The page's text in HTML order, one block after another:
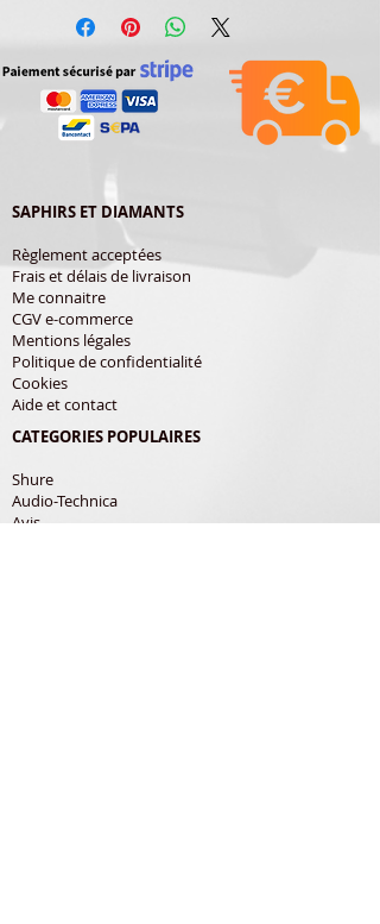
SAPHIRS ET DIAMANTS
Règlement acceptées
Frais et délais de livraison
Me connaitre
CGV e-commerce
Mentions légales
Politique de confidentialité
Cookies
Aide et contact
CATEGORIES POPULAIRES
Shure
Audio-Technica
Avis